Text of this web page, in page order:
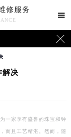
修服务


解决
一家享有盛誉的珠宝和钟
而且工艺精湛。然而，随